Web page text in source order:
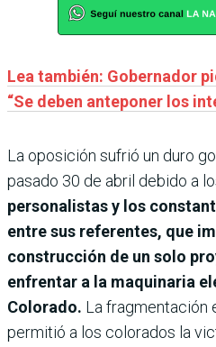
Lea también: Gobernador
“Se deben anteponer los
La oposición sufrió un duro
pasado 30 de abril debido a
personalistas y los
entre sus referentes, que
construcción de un solo
enfrentar a la maquinaria
Colorado. La fragmentación
permitió a los colorados la